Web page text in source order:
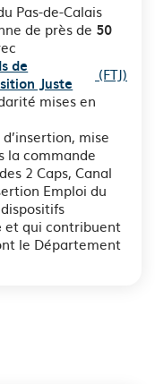
Pas-de-Calais
de près de 50
de
Juste
(FTJ)
mises en
mise
la commande
2 Caps, Canal
Emploi du
et qui contribuent
le Département